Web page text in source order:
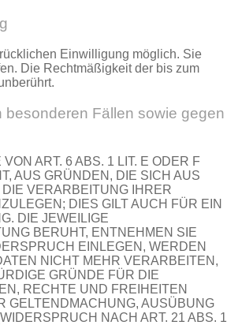
Einwilligung möglich. Sie
Die Rechtmäßigkeit der bis zum
Fällen sowie gegen
ART. 6 ABS. 1 LIT. E ODER F
AUS GRÜNDEN, DIE SICH AUS
VERARBEITUNG IHRER
DIES GILT AUCH FÜR EIN
DIE JEWEILIGE
BERUHT, ENTNEHMEN SIE
EINLEGEN, WERDEN
NICHT MEHR VERARBEITEN,
GRÜNDE FÜR DIE
RECHTE UND FREIHEITEN
GELTENDMACHUNG, AUSÜBUNG
NACH ART. 21 ABS. 1